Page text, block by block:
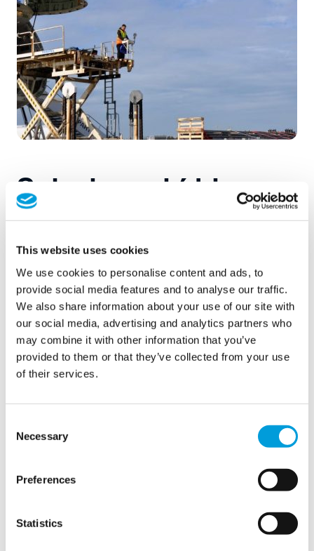
This website uses cookies
We use cookies to personalise content and ads, to
provide social media features and to analyse our traffic.
We also share information about your use of our site with
our social media, advertising and analytics partners who
may combine it with other information that you’ve
provided to them or that they’ve collected from your use
of their services.
Selection
Necessary
Preferences
Statistics
Soluciones hídricas
de socorro en
catástrofes cuando
más importa
Cuando se produce una catástrofe, el agua potable se
convierte en la máxima prioridad. MTDequipos de
consultores, jefes de proyecto, y técnicos ofrecen una
rápida suministro de agua
organizaciones internacionales, ONG y gobiernos en la
en cualquier parte del mundo.
También ofrecemos soluciones avanzadas para aguas
residuales que ayudan a prevenir la propagación de
enfermedades y garantizan la disponibilidad de